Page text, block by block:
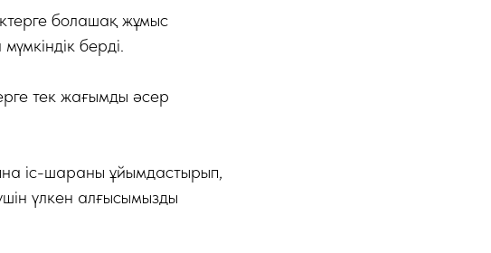
болашақ жұмыс
берді.
тек жағымды әсер
іс-шараны ұйымдастырып,
үлкен алғысымызды